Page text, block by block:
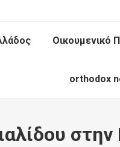
Οικουμενικό
orthodox